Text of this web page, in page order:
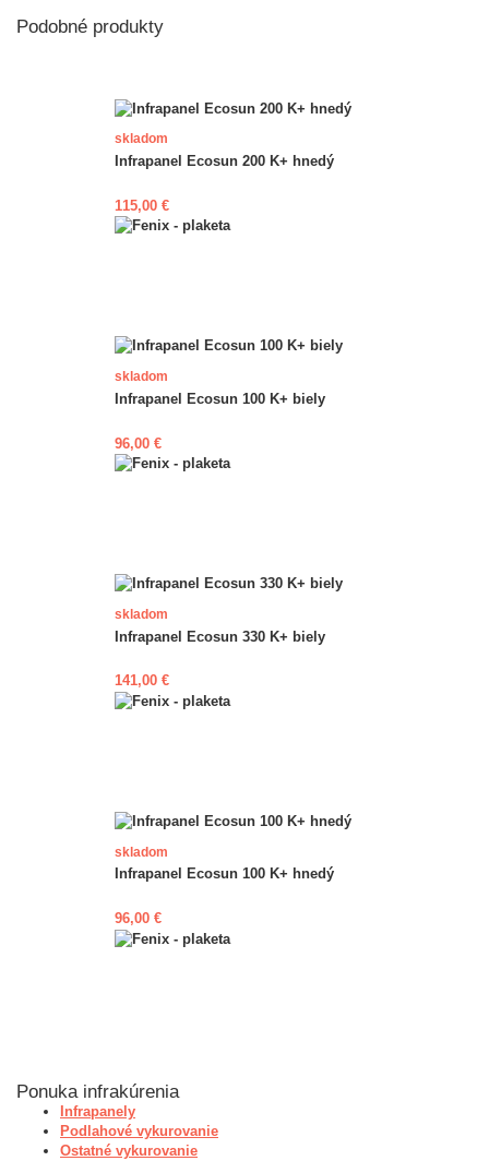
Podobné produkty
skladom
Infrapanel Ecosun 200 K+ hnedý
115,00 €
skladom
Infrapanel Ecosun 100 K+ biely
96,00 €
skladom
Infrapanel Ecosun 330 K+ biely
141,00 €
skladom
Infrapanel Ecosun 100 K+ hnedý
96,00 €
Ponuka infrakúrenia
Infrapanely
Podlahové vykurovanie
Ostatné vykurovanie